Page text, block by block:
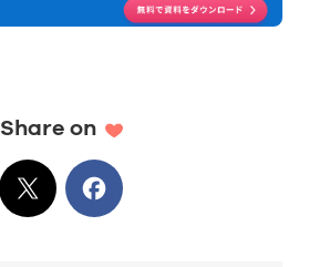
Share on
XでシェアFacebook